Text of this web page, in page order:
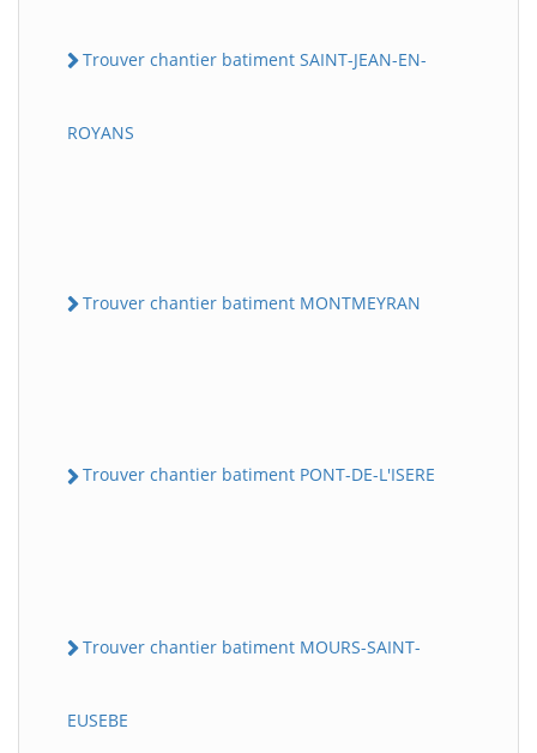
Trouver chantier batiment SAINT-JEAN-EN-
ROYANS
Trouver chantier batiment MONTMEYRAN
Trouver chantier batiment PONT-DE-L'ISERE
Trouver chantier batiment MOURS-SAINT-
EUSEBE